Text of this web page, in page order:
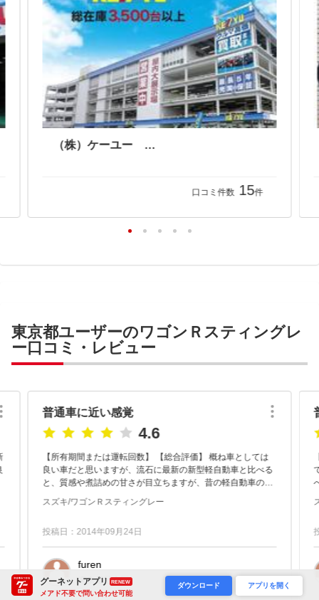
グーネットアプリ RENEW
メアド不要で問い合わせ可能
ダウンロード アプリを開く
（株）ケーユー 本店
口コミ件数 15件
東京都ユーザーのワゴンＲスティングレ
ー口コミ・レビュー
普通車に近い感覚
4.6
【所有期間または運転回数】 【総合評価】 概ね車としては
良い車だと思いますが、流石に最新の新型軽自動車と比べる
と、質感や煮詰めの甘さが目立ちますが、昔の軽自動車のイ
ます。 ...
スズキ/ワゴンＲスティングレー
投稿日：2014年09月24日
furen
東京都足立区